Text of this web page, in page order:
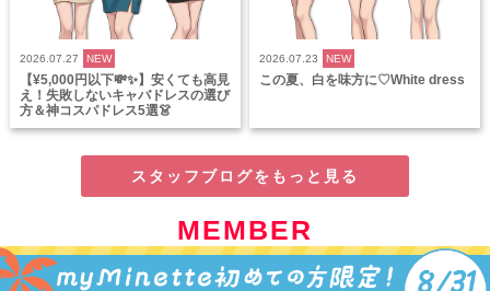
2026.07.27 NEW
【¥5,000円以下💸✨】安くても高見
え！失敗しないキャバドレスの選び
方＆神コスパドレス5選👗
2026.07.23 NEW
この夏、白を味方に♡White dress
スタッフブログをもっと見る
MEMBER